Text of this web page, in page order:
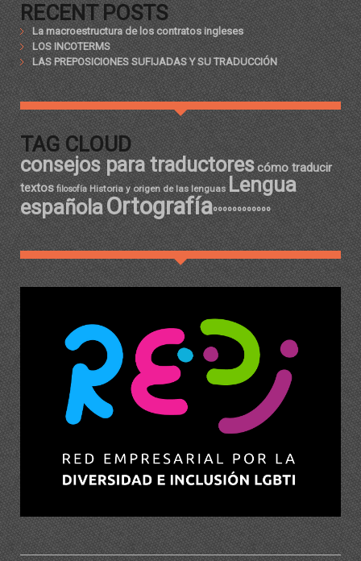
RECENT POSTS
La macroestructura de los contratos ingleses
LOS INCOTERMS
LAS PREPOSICIONES SUFIJADAS Y SU TRADUCCIÓN
TAG CLOUD
consejos para traductorescómo traducir
textos filosofía Historia y origen de las lenguas Lengua
españolaOrtografíaºººººººººººº